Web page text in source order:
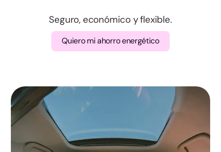
Badajoz
Cáceres
A Coruña
Lugo
Ourense
Seguro, económico y flexible.
Quiero mi ahorro energético